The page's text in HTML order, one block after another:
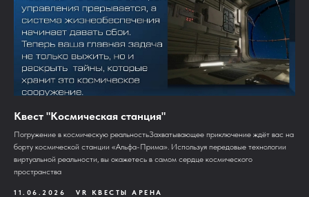
Квест "Космическая станция"
Погружение в космическую реальностьЗахватывающее приключение ждёт вас на
борту космической станции «Альфа-Прима». Используя передовые технологии
виртуальной реальности, вы окажетесь в самом сердце космического
пространства
11.06.2026 VR КВЕСТЫ АРЕНА